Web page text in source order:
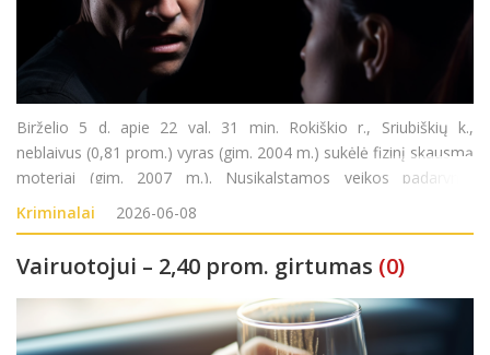
Birželio 5 d. apie 22 val. 31 min. Rokiškio r., Sriubiškių k.,
neblaivus (0,81 prom.) vyras (gim. 2004 m.) sukėlė fizinį skausmą
moteriai (gim. 2007 m.). Nusikalstamos veikos padarymu
įtariamas vyras sulaikytas. Pradėtas ikiteisminis tyrimas pagal LR
BK 140 str. (Fizinio skausmo sukėl
Kriminalai 2026-06-08
Vairuotojui – 2,40 prom. girtumas (0)